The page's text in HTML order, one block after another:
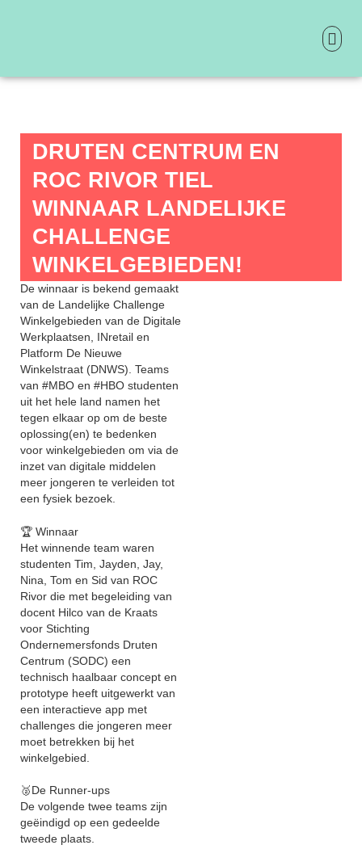
DRUTEN CENTRUM EN
ROC RIVOR TIEL
WINNAAR LANDELIJKE
CHALLENGE
WINKELGEBIEDEN!
De winnaar is bekend gemaakt
van de Landelijke Challenge
Winkelgebieden van de Digitale
Werkplaatsen, INretail en
Platform De Nieuwe
Winkelstraat (DNWS). Teams
van #MBO en #HBO studenten
uit het hele land namen het
tegen elkaar op om de beste
oplossing(en) te bedenken
voor winkelgebieden om via de
inzet van digitale middelen
meer jongeren te verleiden tot
een fysiek bezoek.
🏆 Winnaar
Het winnende team waren
studenten Tim, Jayden, Jay,
Nina, Tom en Sid van ROC
Rivor die met begeleiding van
docent Hilco van de Kraats
voor Stichting
Ondernemersfonds Druten
Centrum (SODC) een
technisch haalbaar concept en
prototype heeft uitgewerkt van
een interactieve app met
challenges die jongeren meer
moet betrekken bij het
winkelgebied.
🥈De Runner-ups
De volgende twee teams zijn
geëindigd op een gedeelde
tweede plaats.